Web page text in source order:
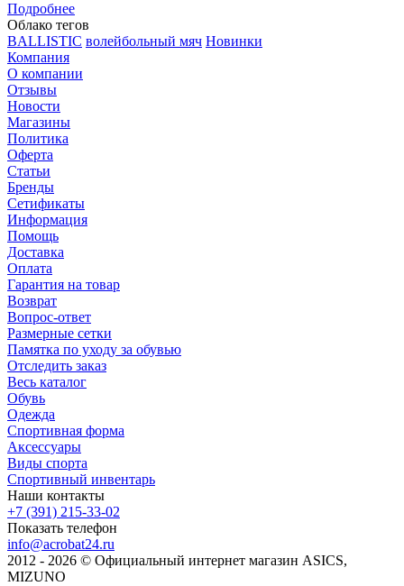
Подробнее
Облако тегов
BALLISTIC волейбольный мяч Новинки
Компания
О компании
Отзывы
Новости
Магазины
Политика
Оферта
Статьи
Бренды
Сетификаты
Информация
Помощь
Доставка
Оплата
Гарантия на товар
Возврат
Вопрос-ответ
Размерные сетки
Памятка по уходу за обувью
Отследить заказ
Весь каталог
Обувь
Одежда
Спортивная форма
Аксессуары
Виды спорта
Спортивный инвентарь
Наши контакты
+7 (391) 215-33-02
Показать телефон
info@acrobat24.ru
2012 - 2026 © Официальный интернет магазин ASICS,
MIZUNO